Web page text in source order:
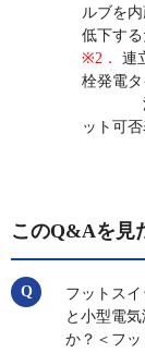
ルブを
低下する
※2． 連
栓発電タ
ット可
このQ&Aを見
フットス
と小型電
か？＜フ